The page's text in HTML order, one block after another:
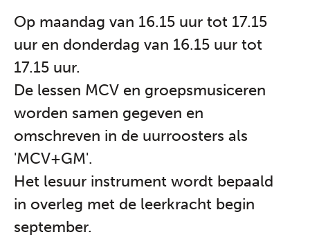
Op maandag van 16.15 uur tot 17.15
uur en donderdag van 16.15 uur tot
17.15 uur.
De lessen MCV en groepsmusiceren
worden samen gegeven en
omschreven in de uurroosters als
'MCV+GM'.
Het lesuur instrument wordt bepaald
in overleg met de leerkracht begin
september.